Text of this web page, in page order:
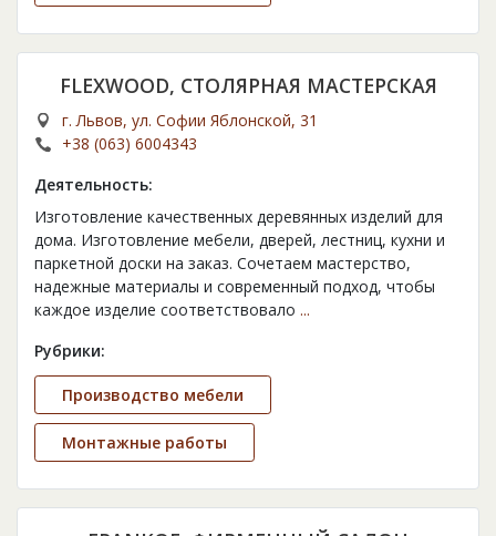
FLEXWOOD, СТОЛЯРНАЯ МАСТЕРСКАЯ
г. Львов, ул. Софии Яблонской, 31
+38 (063) 6004343
Деятельность:
Изготовление качественных деревянных изделий для
дома. Изготовление мебели, дверей, лестниц, кухни и
паркетной доски на заказ. Сочетаем мастерство,
надежные материалы и современный подход, чтобы
каждое изделие соответствовало ...
Рубрики:
Производство мебели
Монтажные работы